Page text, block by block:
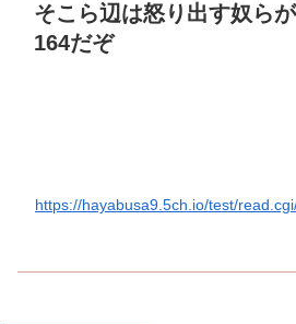
そこら辺は怒り出す奴ら
164だぞ
https://hayabusa9.5ch.io/test/